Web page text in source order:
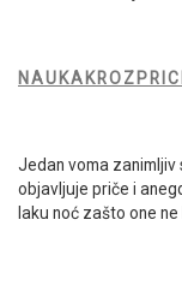
Jedan voma zanimljiv
objavljuje priče i
laku noć zašto one